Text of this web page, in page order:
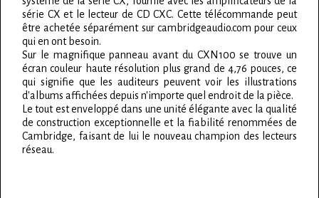
série CX et le lecteur de CD CXC. Cette télécommande peut
être achetée séparément sur cambridgeaudio.com pour ceux
qui en ont besoin.
Sur le magnifique panneau avant du CXN100 se trouve un
écran couleur haute résolution plus grand de 4,76 pouces, ce
qui signifie que les auditeurs peuvent voir les illustrations
d'albums affichées depuis n'importe quel endroit de la pièce.
Le tout est enveloppé dans une unité élégante avec la qualité
de construction exceptionnelle et la fiabilité renommées de
Cambridge, faisant de lui le nouveau champion des lecteurs
réseau.